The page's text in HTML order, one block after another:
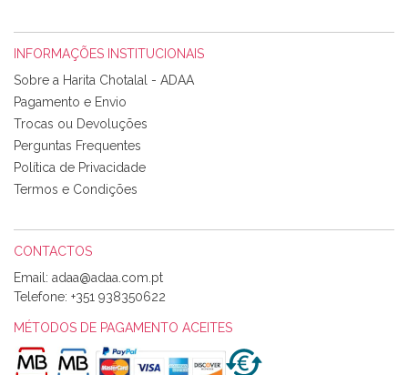
Tudo chegou em condições, pois os produtos vieram muito
bem acondicionados. Estou plenamente satisfeita com os
produtos adquiridos. Relativamente à bolsa, tem um tecido
com um padrão e cores muito bonitas e a execução está
perfeitíssima. Futuramente penso voltar a comprar na vossa
loja, têm excelentes artigos a um preço muito justo. A
Alexandra Morais
Olá boa Noite. Os meus tecidos chegaram hoje. Muito
obrigada pelo miminho que dá um jeitaço pras minhas linhas
de bordar e não sei o que pões nos tecidos, mas que cheiram
maravilhosamente ... cheiram! :) Muito Obrigada.
INFORMAÇÕES INSTITUCIONAIS
Sobre a Harita Chotalal - ADAA
Pagamento e Envio
Trocas ou Devoluções
Perguntas Frequentes
Política de Privacidade
Termos e Condições
CONTACTOS
Email:
Telefone: +351 938350622
MÉTODOS DE PAGAMENTO ACEITES